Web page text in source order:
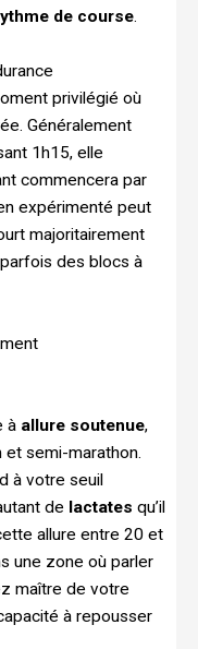
de course.
privilégié où
Généralement
1h15, elle
commencera par
expérimenté peut
majoritairement
des blocs à
à allure soutenue,
semi-marathon.
à votre seuil
de lactates qu’il
allure entre 20 et
une zone où parler
maître de votre
à repousser